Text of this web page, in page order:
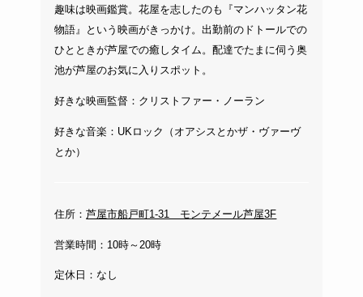
趣味は映画鑑賞。花屋を志したのも『マンハッタン花
物語』という映画がきっかけ。出勤前のドトールでの
ひとときが芦屋での癒しタイム。配達でたまに伺う奥
池が芦屋のお気に入りスポット。
好きな映画監督：クリストファー・ノーラン
好きな音楽：UKロック（オアシスとかザ・ヴァーヴ
とか）
住所：芦屋市船戸町1-31 モンテメール芦屋3F
営業時間：10時～20時
定休日：なし